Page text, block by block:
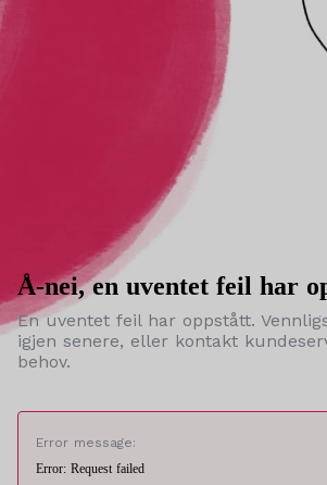
Å-nei, en uventet feil har
En uventet feil har oppstått.
igjen senere, eller kontakt
behov.
Error message:
Error: Request failed